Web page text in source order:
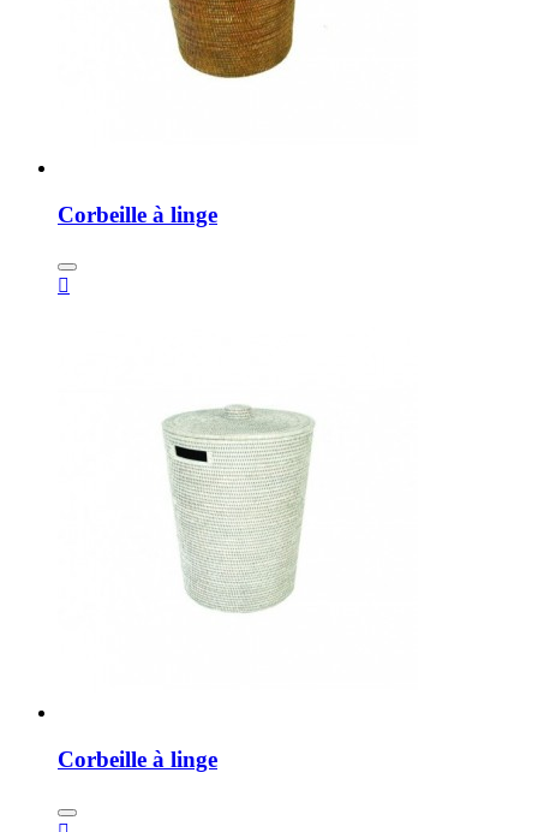
Corbeille à linge

Corbeille à linge